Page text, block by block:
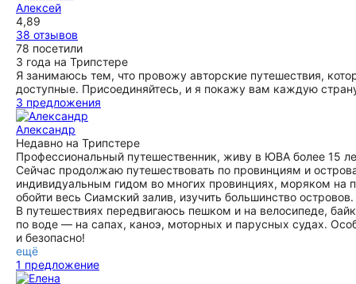
Алексей
4,89
38 отзывов
78 посетили
3 года на Трипстере
Я занимаюсь тем, что провожу авторские путешествия,
доступные. Присоединяйтесь, и я покажу вам каждую
3 предложения
Александр
Недавно на Трипстере
Профессиональный путешественник, живу в ЮВА более 15
Сейчас продолжаю путешествовать по провинциям и
индивидуальным гидом во многих провинциях, моряком на
обойти весь Сиамский залив, изучить большинство
В путешествиях передвигаюсь пешком и на велосипеде,
по воде — на сапах, каноэ, моторных и парусных судах.
и безопасно!
ещё
1 предложение